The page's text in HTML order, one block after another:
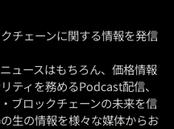
チェーンに関する情報を発信
ュースはもちろん、価格情報
ティを務めるPodcast配信、
ブロックチェーンの未来を信
生の情報を様々な媒体からお